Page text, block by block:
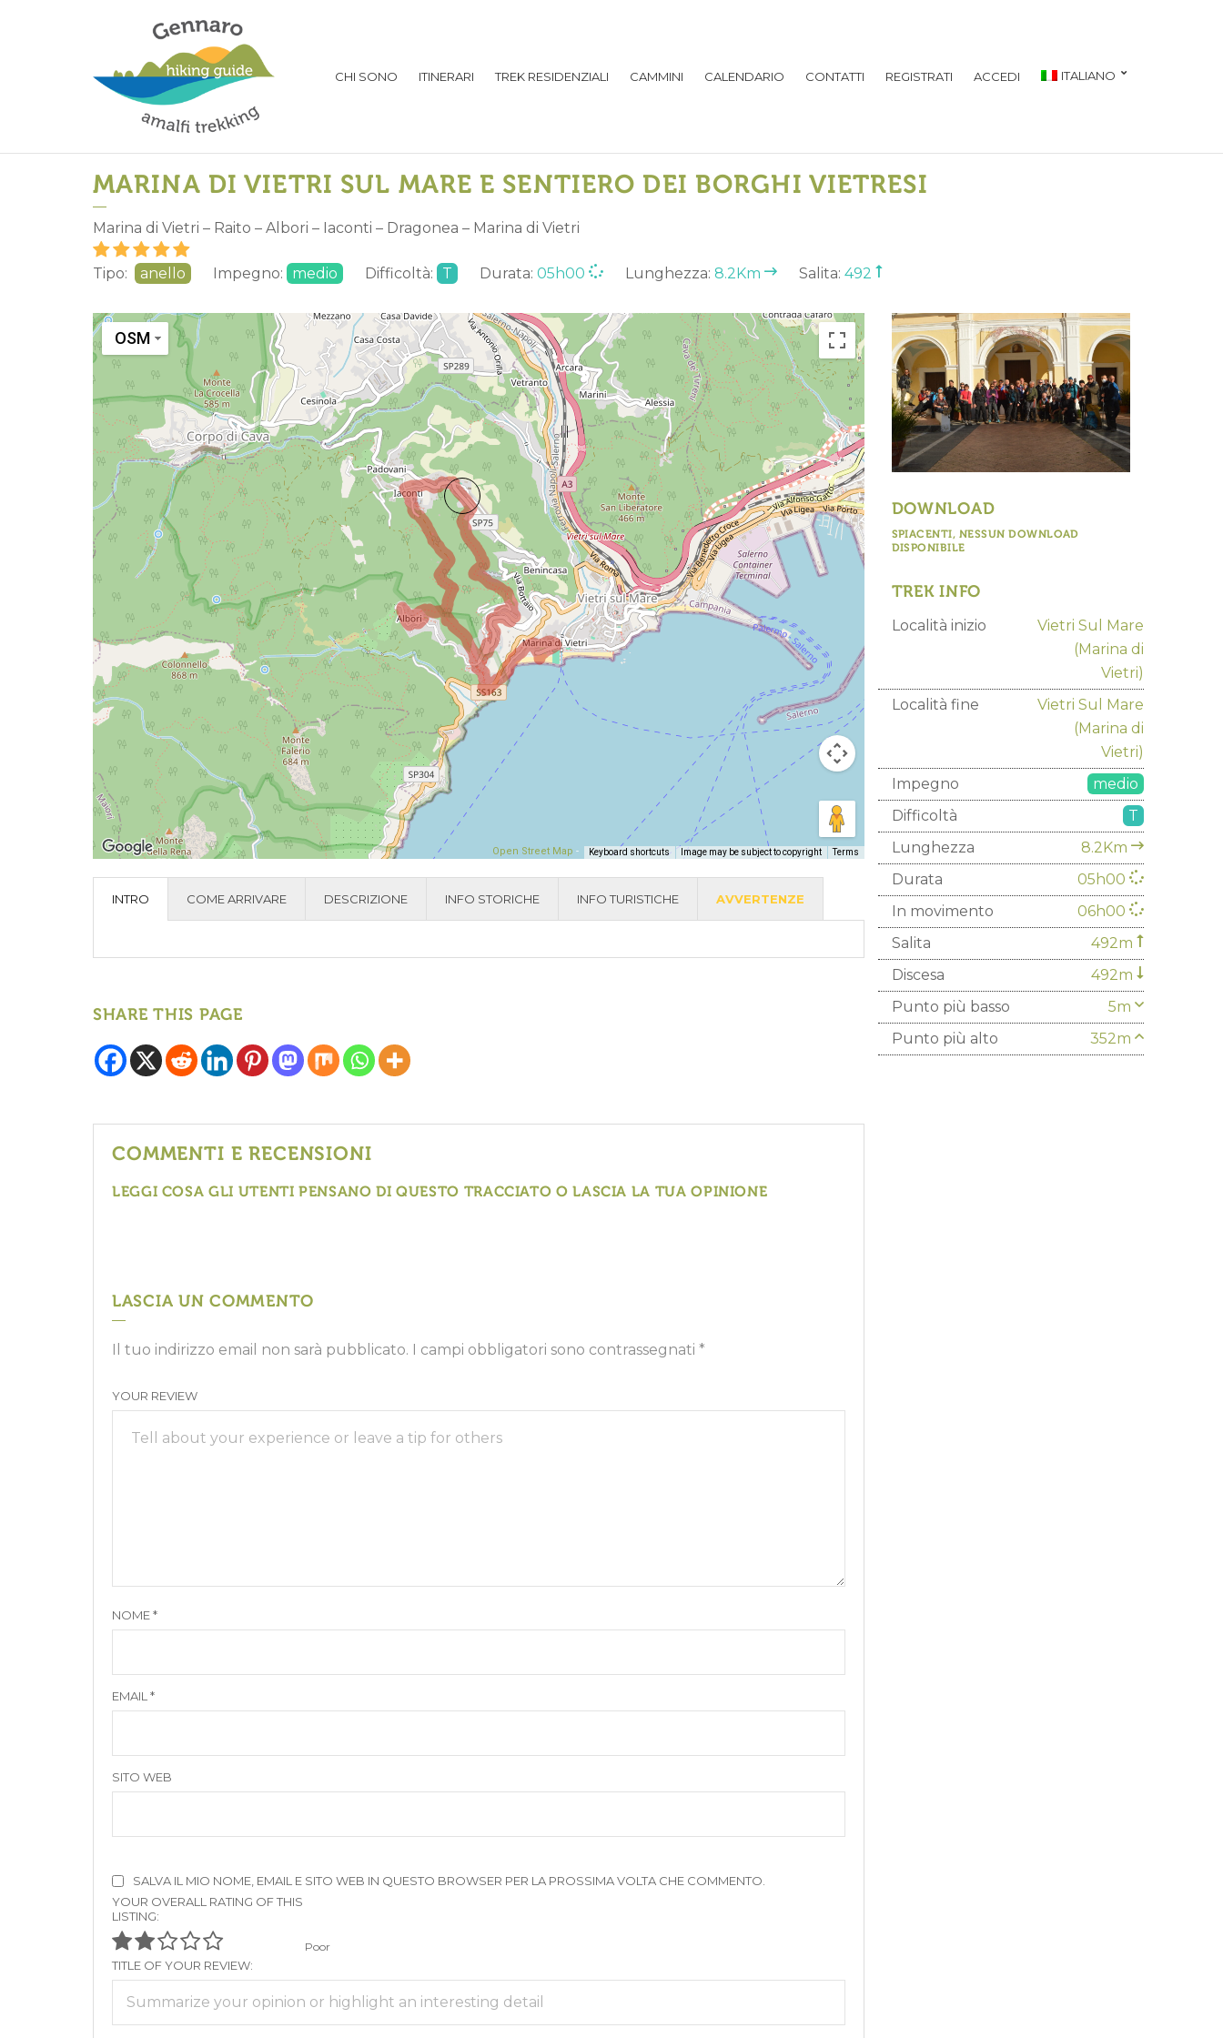
CHI SONO ITINERARI TREK RESIDENZIALI CAMMINI CALENDARIO CONTATTI REGISTRATI ACCEDI ITALIANO
MARINA DI VIETRI SUL MARE E SENTIERO DEI BORGHI VIETRESI
Marina di Vietri – Raito – Albori – Iaconti – Dragonea – Marina di Vietri
Tipo: anello Impegno: medio Difficoltà: T Durata: 05h00 Lunghezza: 8.2Km Salita: 492
OSM
Open Street Map - Keyboard shortcuts Image may be subject to copyright Terms
INTRO COME ARRIVARE DESCRIZIONE INFO STORICHE INFO TURISTICHE AVVERTENZE
SHARE THIS PAGE
COMMENTI E RECENSIONI
LEGGI COSA GLI UTENTI PENSANO DI QUESTO TRACCIATO O LASCIA LA TUA OPINIONE
LASCIA UN COMMENTO
Il tuo indirizzo email non sarà pubblicato. I campi obbligatori sono contrassegnati *
YOUR REVIEW
NOME*
EMAIL *
SITO WEB
SALVA IL MIO NOME, EMAIL E SITO WEB IN QUESTO BROWSER PER LA PROSSIMA VOLTA CHE COMMENTO.
YOUR OVERALL RATING OF THIS
LISTING:
Poor
TITLE OF YOUR REVIEW:
DOWNLOAD
SPIACENTI, NESSUN DOWNLOAD
DISPONIBILE
TREK INFO
Località inizio
Vietri Sul Mare
(Marina di
Vietri)
Località fine
Vietri Sul Mare
(Marina di
Vietri)
Impegno
medio
Difficoltà
T
Lunghezza
8.2Km
Durata
05h00
In movimento
06h00
Salita
492m
Discesa
492m
Punto più basso
5m
Punto più alto
352m